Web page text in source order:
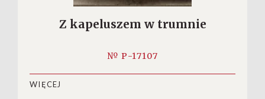
Z kapeluszem w trumnie
№ P-17107
WIĘCEJ